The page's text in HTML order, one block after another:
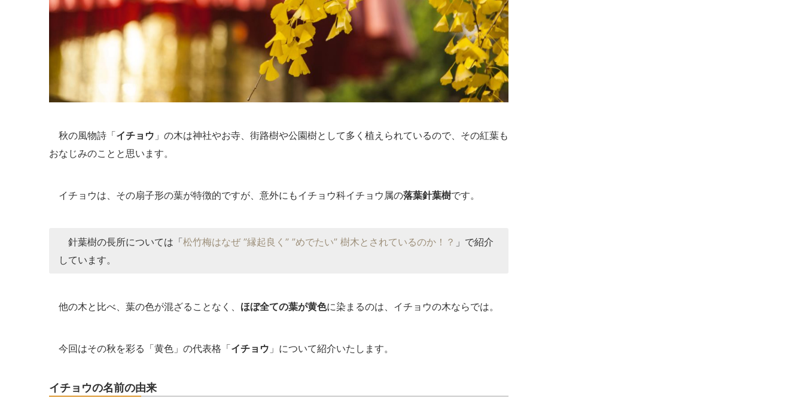
秋の風物詩「イチョウ 」の木は神社やお寺、街路樹や公園樹として多く植えられているので、その紅葉も
おなじみのことと思います。
イチョウは、その扇子形の葉が特徴的ですが、意外にもイチョウ科イチョウ属の落葉針葉樹です。
針葉樹の長所については「松竹梅はなぜ ”縁起良く” ”めでたい” 樹木とされているのか！？ 」で紹介
しています。
他の木と比べ、葉の色が混ざることなく、 ほぼ全ての葉が黄色に染まるのは、イチョウの木ならでは。
今回はその秋を彩る「黄色」の代表格「イチョウ 」について紹介いたします。
イチョウの名前の由来